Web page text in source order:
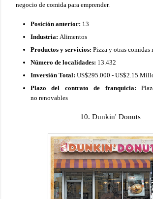
negocio de comida para emprender.
Posición anterior: 13
Industria: Alimentos
Productos y servicios: Pizza y otras comidas
Número de localidades: 13.432
Inversión Total: US$295.000 - US$2.15
Plazo del contrato de franquicia:
no renovables
10. Dunkin' Donuts